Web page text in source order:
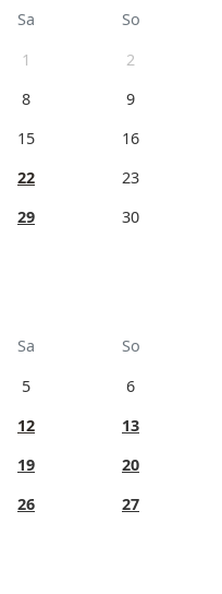
Sa
So
1
2
8
9
15
16
22
23
29
30
Sa
So
5
6
12
13
19
20
26
27